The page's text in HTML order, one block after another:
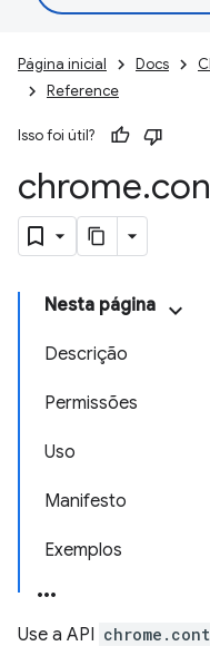
Página inicial Docs
Reference
Isso foi útil?
chrome.
Nesta página
Descrição
Permissões
Uso
Manifesto
Exemplos
Use a API